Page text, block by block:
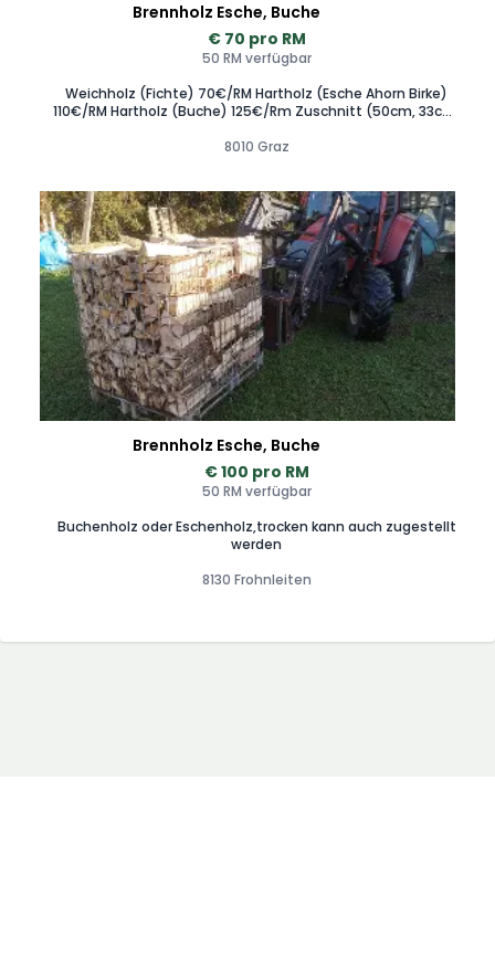
Brennholz Esche, Buche
€ 70 pro RM
50 RM verfügbar
Weichholz (Fichte) 70€/RM Hartholz (Esche Ahorn Birke)
110€/RM Hartholz (Buche) 125€/Rm Zuschnitt (50cm, 33cm,
St.Barbara Hönigsberg Wartberg Allerheiligen Mürzsteg
Liebenau Andritz Stattegg Hartberg Rohrbach Pöllau
Waldbach Mönichwald Fischbach Birkfeld Anger Weiz
Trattenbach Gloggnitz Wr. Neustadt Neukirchen Traiskirchen
Guntramsdorf Baden Wien möglich. 0 6 6 4 1 5 9 4 6 0 0
Scheitholz Hartholz Weichholz Feuerholz Kaminholz
8010 Graz
Brennholz Esche, Buche
€ 100 pro RM
50 RM verfügbar
Buchenholz oder Eschenholz,trocken kann auch zugestellt
werden
8130 Frohnleiten